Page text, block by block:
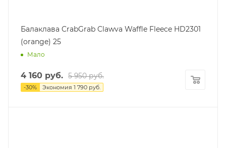
Балаклава CrabGrab Clawva Waffle Fleece HD2301
(orange) 25
Мало
4 160 руб. 5 950руб.
-30% Экономия 1 790 руб.